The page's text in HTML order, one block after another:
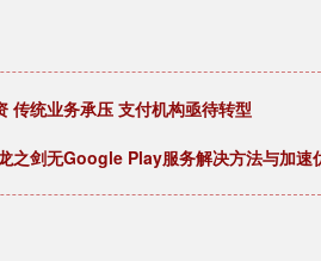
传统业务承压 支付机构亟待转型
之剑无Google Play服务解决方法与加速